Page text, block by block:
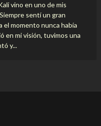
vino en uno de mis
sentí un gran
momento nunca había
en mi visión, tuvimos una
y...